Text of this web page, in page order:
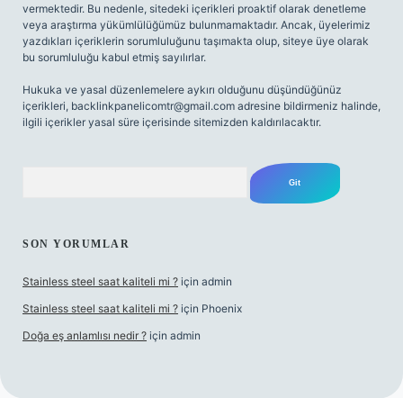
vermektedir. Bu nedenle, sitedeki içerikleri proaktif olarak denetleme
veya araştırma yükümlülüğümüz bulunmamaktadır. Ancak, üyelerimiz
yazdıkları içeriklerin sorumluluğunu taşımakta olup, siteye üye olarak
bu sorumluluğu kabul etmiş sayılırlar.
Hukuka ve yasal düzenlemelere aykırı olduğunu düşündüğünüz
içerikleri, backlinkpanelicomtr@gmail.com adresine bildirmeniz halinde,
ilgili içerikler yasal süre içerisinde sitemizden kaldırılacaktır.
SON YORUMLAR
Stainless steel saat kaliteli mi ? için admin
Stainless steel saat kaliteli mi ? için Phoenix
Doğa eş anlamlısı nedir ? için admin